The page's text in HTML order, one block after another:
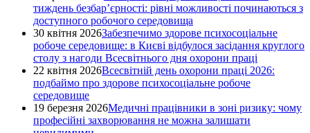
тиждень безбар’єрності: рівні можливості починаються з
доступного робочого середовища
30 квітня 2026Забезпечимо здорове психосоціальне
робоче середовище: в Києві відбулося засідання круглого
столу з нагоди Всесвітнього дня охорони праці
22 квітня 2026Всесвітній день охорони праці 2026:
подбаймо про здорове психосоціальне робоче
середовище
19 березня 2026Медичні працівники в зоні ризику: чому
професійні захворювання не можна залишати